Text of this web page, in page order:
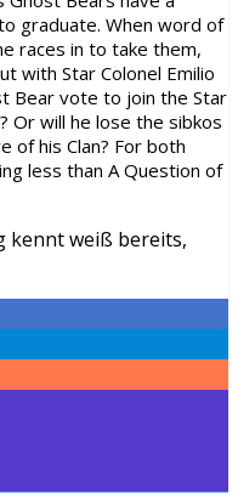
graduate. When word of
races in to take them,
with Star Colonel Emilio
Bear vote to join the Star
Or will he lose the sibkos
his Clan? For both
less than A Question of
kennt weiß bereits,